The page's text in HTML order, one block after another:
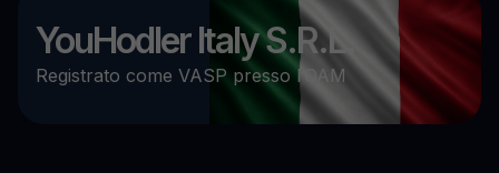
YouHodler Italy S.R.L.
Registrato come VASP presso l’OAM